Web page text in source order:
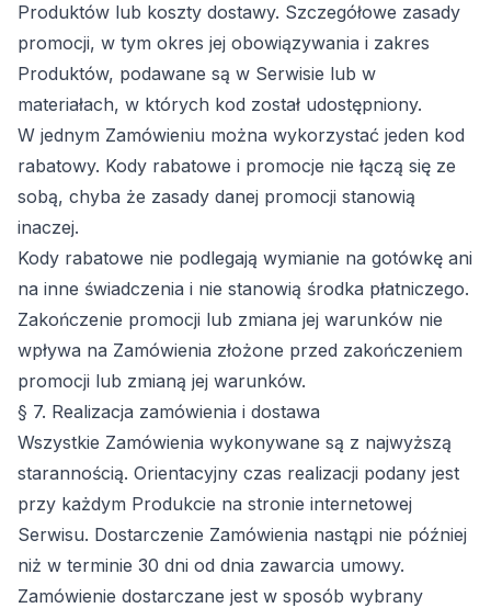
Produktów lub koszty dostawy. Szczegółowe zasady
promocji, w tym okres jej obowiązywania i zakres
Produktów, podawane są w Serwisie lub w
materiałach, w których kod został udostępniony.
W jednym Zamówieniu można wykorzystać jeden kod
rabatowy. Kody rabatowe i promocje nie łączą się ze
sobą, chyba że zasady danej promocji stanowią
inaczej.
Kody rabatowe nie podlegają wymianie na gotówkę ani
na inne świadczenia i nie stanowią środka płatniczego.
Zakończenie promocji lub zmiana jej warunków nie
wpływa na Zamówienia złożone przed zakończeniem
promocji lub zmianą jej warunków.
§ 7. Realizacja zamówienia i dostawa
Wszystkie Zamówienia wykonywane są z najwyższą
starannością. Orientacyjny czas realizacji podany jest
przy każdym Produkcie na stronie internetowej
Serwisu. Dostarczenie Zamówienia nastąpi nie później
niż w terminie 30 dni od dnia zawarcia umowy.
Zamówienie dostarczane jest w sposób wybrany